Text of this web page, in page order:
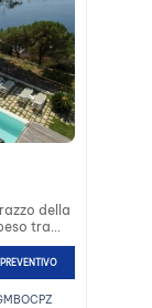
della
tra